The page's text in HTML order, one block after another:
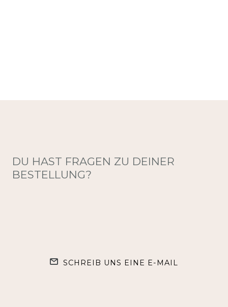
DU HAST FRAGEN ZU DEINER
BESTELLUNG?
SCHREIB UNS EINE E-MAIL